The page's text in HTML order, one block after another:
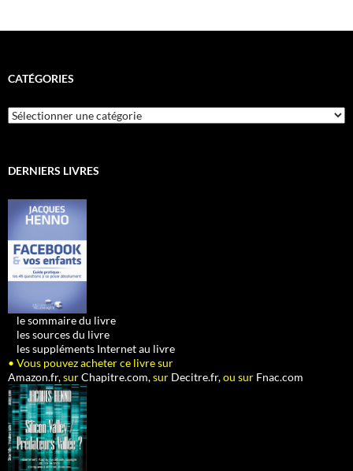
CATÉGORIES
Catégories
DERNIERS LIVRES
le sommaire du livre
les sources du livre
les suppléments Internet au livre
• Vous pouvez acheter ce livre sur
Amazon.fr,surChapitre.com,sur Decitre.fr,ou sur Fnac.com